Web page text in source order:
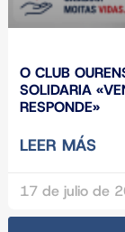
O CLUB
SOLIDARIA
RESPONDE»
LEER MÁS
17 de julio de